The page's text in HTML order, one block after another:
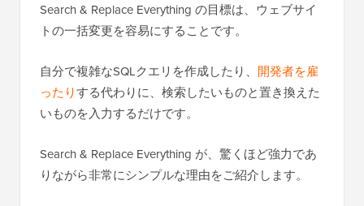
Search & Replace Everything の目標は、ウェブサイ
トの一括変更を容易にすることです。
自分で複雑なSQLクエリを作成したり、 開発者を雇
ったりする代わりに、検索したいものと置き換えた
いものを入力するだけです。
Search & Replace Everything が、驚くほど強力であ
りながら非常にシンプルな理由をご紹介します。